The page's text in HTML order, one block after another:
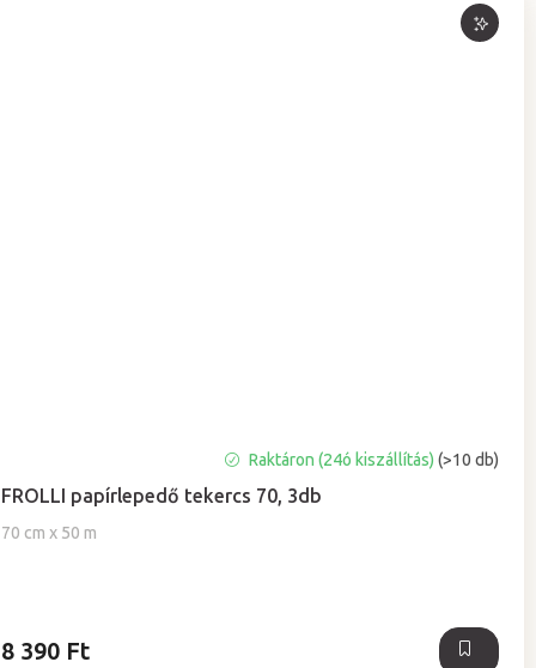
FROLLI papírlepedő tekercs 70, 3db
70 cm x 50 m
átlagos
értékelése
Raktáron (24ó kiszállítás)(>10 db)
8 390 Ft